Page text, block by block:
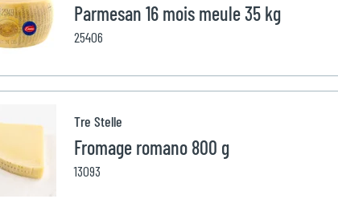
Parmesan 16 mois meule 35 kg
25406
Tre Stelle
Fromage romano 800 g
13093